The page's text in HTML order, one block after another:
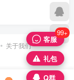
关于我们
客服
99+
Q群
礼包